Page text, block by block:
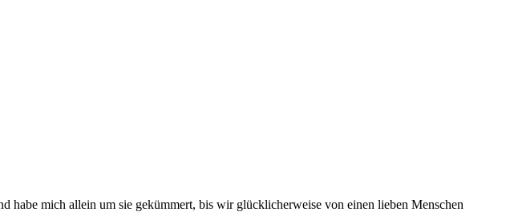
habe mich allein um sie gekümmert, bis wir glücklicherweise von einen lieben Menschen